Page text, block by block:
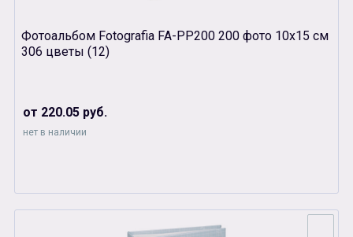
Фотоальбом Fotografia FA-PP200 200 фото 10х15 см
306 цветы (12)
от 220.05 руб.
нет в наличии